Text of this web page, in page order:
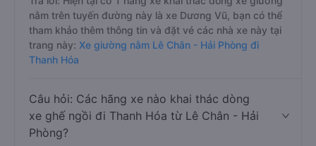
nằm trên tuyến đường này là xe Dương Vũ, bạn có thể
tham khảo thêm thông tin và đặt vé các nhà xe này tại
trang này: Xe giường nằm Lê Chân - Hải Phòng đi
Thanh Hóa
Câu hỏi: Các hãng xe nào khai thác dòng
xe ghế ngồi đi Thanh Hóa từ Lê Chân - Hải
Phòng?